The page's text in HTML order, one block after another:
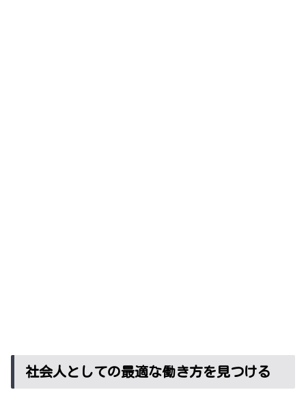
社会人としての最適な働き方を見つける